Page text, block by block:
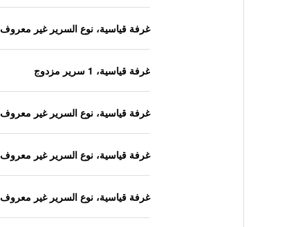
غرفة قياسية، نوع السرير غير معروف
غرفة قياسية، 1 سرير مزدوج
غرفة قياسية، نوع السرير غير معروف
غرفة قياسية، نوع السرير غير معروف
غرفة قياسية، نوع السرير غير معروف